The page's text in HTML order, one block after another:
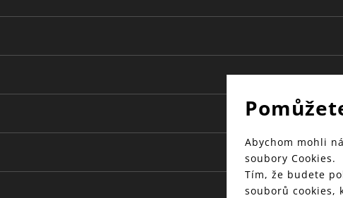
Abychom mohli
soubory Cookies.
Tím, že budete
souborů cookies,